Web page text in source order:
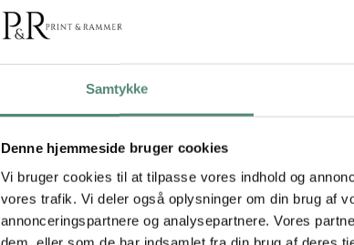
Samtykke
Denne hjemmeside bruger cookies
Vi bruger cookies til at tilpasse vores indhold og
vores trafik. Vi deler også oplysninger om din brug af
annonceringspartnere og analysepartnere. Vores
Blomster plakat med røde blomster
Floral Tapestry No. 02 er en farverig og
hvide baggrund får farverne til at lyse op og
og tekstil-lignende udtryk, der fungerer godt i
alene eller som makker til Floral Tapestry No. 01.
STØRRELSE 29,7×42